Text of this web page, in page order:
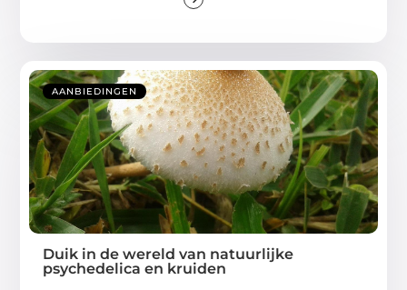
AANBIEDINGEN
Duik in de wereld van natuurlijke
psychedelica en kruiden